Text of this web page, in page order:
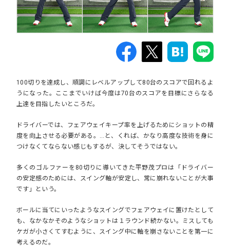
100切りを達成し、順調にレベルアップして80台のスコアで回れるよ
うになった。ここまでいけば今度は70台のスコアを目標にさらなる
上達を目指したいところだ。
ドライバーでは、フェアウェイキープ率を上げるためにショットの精
度を向上させる必要がある。…と、くれば、かなり高度な技術を身に
つけなくてならない感じもするが、決してそうではない。
多くのゴルファーを80切りに導いてきた平野茂プロは 「ドライバー
の安定感のためには、スイング軸が安定し、常に崩れないことが大事
です」
という。
ボールに当てにいったようなスイングでフェアウェイに置けたとして
も、なかなかそのようなショットは１ラウンド続かない。ミスしても
ケガが小さくてすむように、スイング中に軸を崩さないことを第一に
考えるのだ。